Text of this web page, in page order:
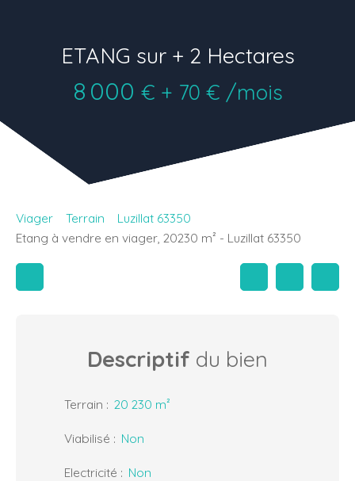
ETANG sur + 2 Hectares
8 000 € + 70 € /mois
Viager Terrain
Luzillat 63350
Etang à vendre en viager, 20230 m² - Luzillat 63350
Descriptif du bien
Terrain : 20 230 m²
Viabilisé : Non
Electricité : Non